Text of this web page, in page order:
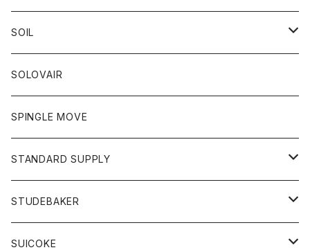
ボトム
ワンピース
トップス
Tシャツ
トレーナー
ボトム
ショートパンツ
スカート
レディース
スカート
Tシャツ
アクセサリー
バック
カーディガン
コート
グッズ
ネクタイ
グローブ
アクセサリー
トップス
カットソー
カーディガン
ボトム
ショートパンツ
パンツ
レディース
カットソー
ボトム
ジーンズ
チノパン
トップス
ポロシャツ
ベスト
靴
SOIL
靴
ワンピース
トップス
カットソー
ボトム
パンツ
SOLOVAIR
SPINGLE MOVE
STANDARD SUPPLY
財布
バッグ
STUDEBAKER
アクセサリー
SUICOKE